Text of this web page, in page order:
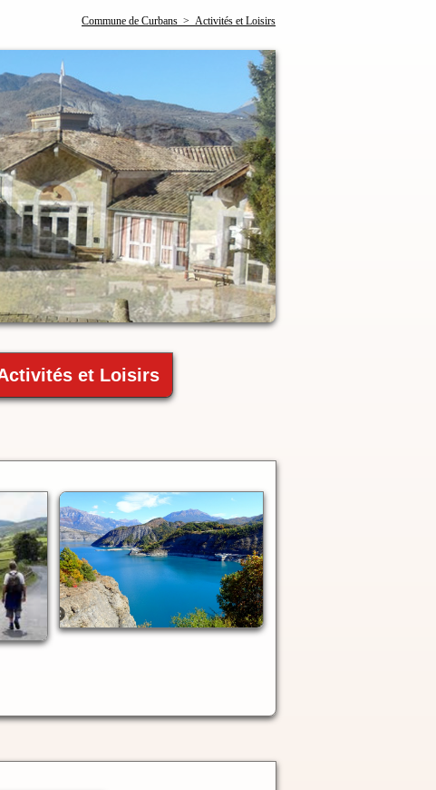
Commune de Curbans > Activités et Loisirs
et Loisirs